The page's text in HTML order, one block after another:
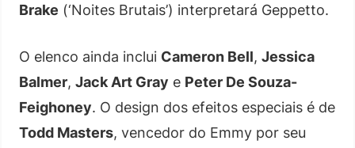
Brake (‘Noites Brutais’) interpretará Geppetto.
O elenco ainda inclui Cameron Bell, Jessica
Balmer, Jack Art Gray e Peter De Souza-
Feighoney. O design dos efeitos especiais é de
Todd Masters, vencedor do Emmy por seu